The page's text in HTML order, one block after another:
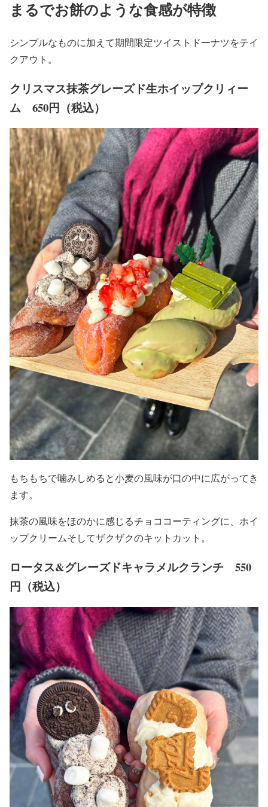
まるでお餅のような食感が特徴
シンプルなものに加えて期間限定ツイストドーナツをテイ
クアウト。
クリスマス抹茶グレーズド生ホイップクリィー
ム 650円（税込）
もちもちで噛みしめると小麦の風味が口の中に広がってき
ます。
抹茶の風味をほのかに感じるチョココーティングに、ホイ
ップクリームそしてザクザクのキットカット。
ロータス&グレーズドキャラメルクランチ 550
円（税込）